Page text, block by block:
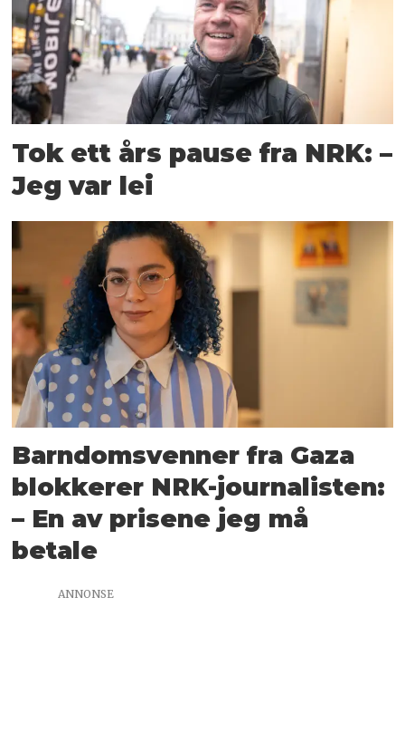
Tok ett års pause fra NRK: –
Jeg var lei
Barndomsvenner fra Gaza
blokkerer NRK-journalisten:
– En av prisene jeg må
betale
ANNONSE